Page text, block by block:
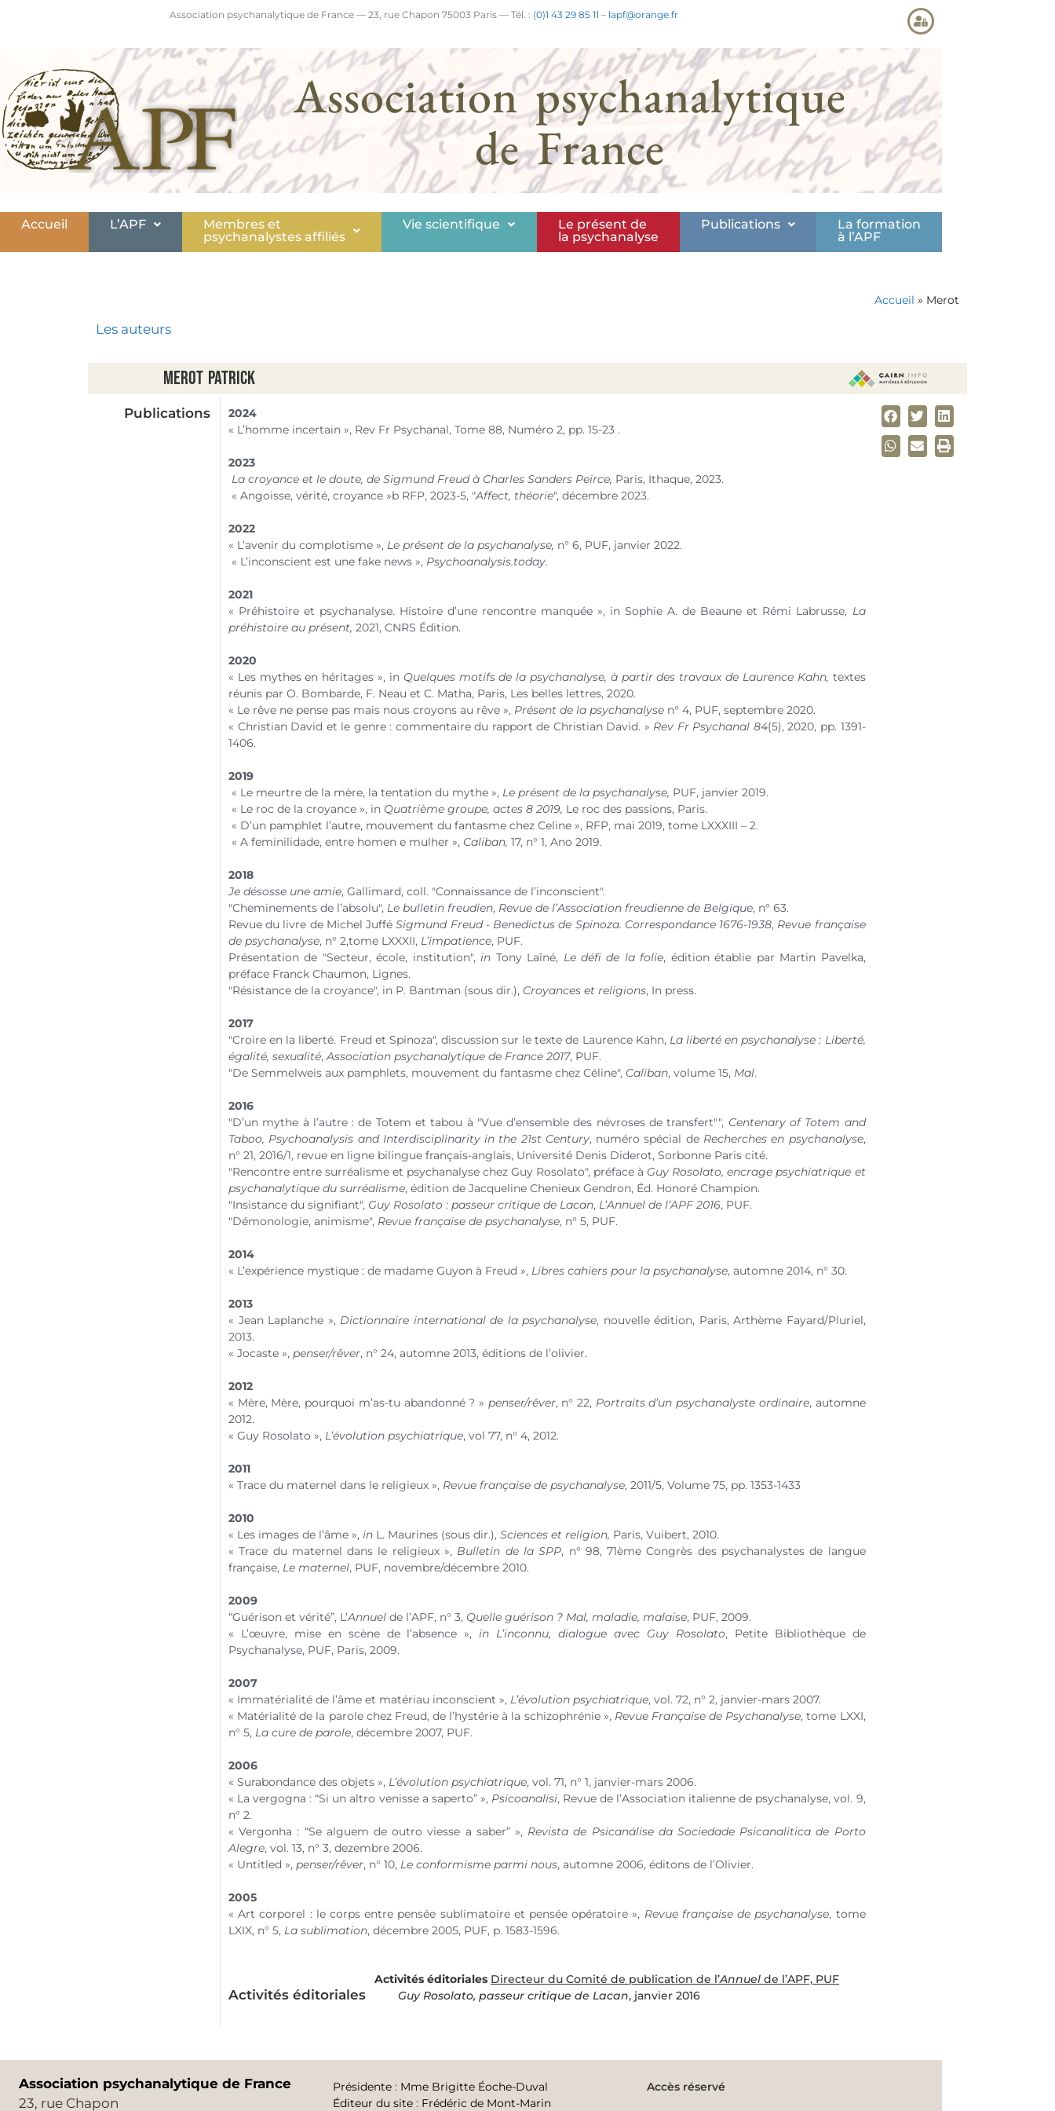
Association psychanalytique de France — 23, rue Chapon 75003 Paris — Tél. : (0)1 43 29 85 11 – lapf@orange.fr
Association psychanalytique
de France
Accueil L’APF
Membres et
psychanalystes affiliés
Vie scientifique
Le présent de
la psychanalyse
Publications
La formation
à l’APF
Accueil » Merot
Les auteurs
Merot Patrick
Publications
2024
« L’homme incertain », Rev Fr Psychanal, Tome 88, Numéro 2, pp. 15-23 .
2023
La croyance et le doute, de Sigmund Freud à Charles Sanders Peirce, Paris, Ithaque, 2023.
« Angoisse, vérité, croyance »b RFP, 2023-5, "Affect, théorie", décembre 2023.
2022
« L’avenir du complotisme », Le présent de la psychanalyse, n° 6, PUF, janvier 2022.
« L’inconscient est une fake news », Psychoanalysis.today.
2021
« Préhistoire et psychanalyse. Histoire d’une rencontre manquée », in Sophie A. de Beaune et Rémi Labrusse, La
préhistoire au présent, 2021, CNRS Édition.
2020
« Les mythes en héritages », in Quelques motifs de la psychanalyse, à partir des travaux de Laurence Kahn, textes
réunis par O. Bombarde, F. Neau et C. Matha, Paris, Les belles lettres, 2020.
« Le rêve ne pense pas mais nous croyons au rêve », Présent de la psychanalyse n° 4, PUF, septembre 2020.
« Christian David et le genre : commentaire du rapport de Christian David. » Rev Fr Psychanal 84(5), 2020, pp. 1391-
1406.
2019
« Le meurtre de la mère, la tentation du mythe », Le présent de la psychanalyse, PUF, janvier 2019.
« Le roc de la croyance », in Quatrième groupe, actes 8 2019, Le roc des passions, Paris.
« D’un pamphlet l’autre, mouvement du fantasme chez Celine », RFP, mai 2019, tome LXXXIII – 2.
« A feminilidade, entre homen e mulher », Caliban, 17, n° 1, Ano 2019.
2018
Je désosse une amie, Gallimard, coll. "Connaissance de l’inconscient".
"Cheminements de l’absolu", Le bulletin freudien, Revue de l’Association freudienne de Belgique, n° 63.
Revue du livre de Michel JufféSigmund Freud - Benedictus de Spinoza. Correspondance 1676-1938, Revue française
de psychanalyse, n° 2,tome LXXXII, L’impatience, PUF.
Présentation de "Secteur, école, institution", in Tony Laîné, Le défi de la folie, édition établie par Martin Pavelka,
préface Franck Chaumon, Lignes.
"Résistance de la croyance", in P. Bantman (sous dir.), Croyances et religions, In press.
2017
"Croire en la liberté. Freud et Spinoza", discussion sur le texte de Laurence Kahn, La liberté en psychanalyse : Liberté,
égalité, sexualité, Association psychanalytique de France 2017, PUF.
"De Semmelweis aux pamphlets, mouvement du fantasme chez Céline", Caliban, volume 15, Mal.
2016
"D’un mythe à l’autre : de Totem et tabou à "Vue d’ensemble des névroses de transfert"", Centenary of Totem and
Taboo, Psychoanalysis and Interdisciplinarity in the 21st Century, numéro spécial de Recherches en psychanalyse,
n° 21, 2016/1, revue en ligne bilingue français-anglais, Université Denis Diderot, Sorbonne Paris cité.
"Rencontre entre surréalisme et psychanalyse chez Guy Rosolato", préface à Guy Rosolato, encrage psychiatrique et
psychanalytique du surréalisme, édition de Jacqueline Chenieux Gendron, Éd. Honoré Champion.
"Insistance du signifiant", Guy Rosolato : passeur critique de Lacan, L’Annuel de l’APF 2016, PUF.
"Démonologie, animisme", Revue française de psychanalyse, n° 5, PUF.
2014
« L’expérience mystique : de madame Guyon à Freud », Libres cahiers pour la psychanalyse, automne 2014, n° 30.
2013
« Jean Laplanche », Dictionnaire international de la psychanalyse, nouvelle édition, Paris, Arthème Fayard/Pluriel,
2013.
« Jocaste », penser/rêver, n° 24, automne 2013, éditions de l’olivier.
2012
« Mère, Mère, pourquoi m’as-tu abandonné ? » penser/rêver, n° 22, Portraits d’un psychanalyste ordinaire, automne
2012.
« Guy Rosolato », L’évolution psychiatrique, vol 77, n° 4, 2012.
2011
« Trace du maternel dans le religieux », Revue française de psychanalyse, 2011/5, Volume 75, pp. 1353-1433
2010
« Les images de l’âme », in L. Maurines (sous dir.), Sciences et religion, Paris, Vuibert, 2010.
« Trace du maternel dans le religieux », Bulletin de la SPP, n° 98, 71ème Congrès des psychanalystes de langue
française, Le maternel, PUF, novembre/décembre 2010.
2009
“Guérison et vérité”, L’Annuel de l’APF, n° 3, Quelle guérison ? Mal, maladie, malaise, PUF, 2009.
« L’œuvre, mise en scène de l’absence », in L’inconnu, dialogue avec Guy Rosolato, Petite Bibliothèque de
Psychanalyse, PUF, Paris, 2009.
2007
« Immatérialité de l’âme et matériau inconscient », L’évolution psychiatrique, vol. 72, n° 2, janvier-mars 2007.
« Matérialité de la parole chez Freud, de l’hystérie à la schizophrénie », Revue Française de Psychanalyse, tome LXXI,
n° 5, La cure de parole, décembre 2007, PUF.
2006
« Surabondance des objets », L’évolution psychiatrique, vol. 71, n° 1, janvier-mars 2006.
« La vergogna : “Si un altro venisse a saperto” », Psicoanalisi, Revue de l’Association italienne de psychanalyse,vol. 9,
n° 2.
« Vergonha : “Se alguem de outro viesse a saber” », Revista de Psicanálise da Sociedade Psicanalitica de Porto
Alegre, vol. 13, n° 3, dezembre 2006.
« Untitled », penser/rêver, n° 10, Le conformisme parmi nous, automne 2006, éditons de l’Olivier.
2005
« Art corporel : le corps entre pensée sublimatoire et pensée opératoire », Revue française de psychanalyse, tome
LXIX, n° 5, La sublimation, décembre 2005, PUF, p. 1583-1596.
Activités éditoriales
Activités éditoriales Directeur du Comité de publication de l’Annuel de l’APF, PUF
Guy Rosolato, passeur critique de Lacan, janvier 2016
Association psychanalytique de France
23, rue Chapon
Présidente: Mme Brigitte Éoche-Duval
Éditeur du site: Frédéric de Mont-Marin
Accès réservé